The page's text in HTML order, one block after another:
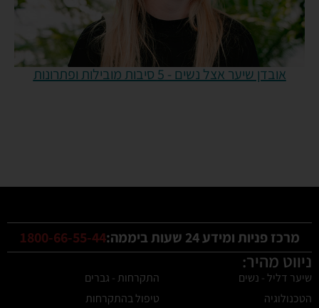
אובדן שיער אצל נשים - 5 סיבות מובילות ופתרונות
מרכז פניות ומידע 24 שעות ביממה: 1800-66-55-44
ניווט מהיר:
שיער דליל - נשים
הטכנולוגיה
התקרחות - גברים
טיפול בהתקרחות